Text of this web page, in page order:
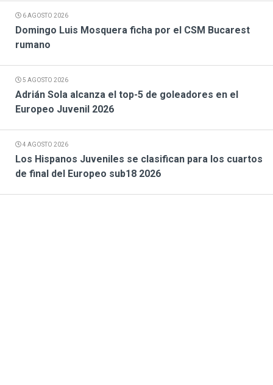
6 AGOSTO 2026
Domingo Luis Mosquera ficha por el CSM Bucarest
rumano
5 AGOSTO 2026
Adrián Sola alcanza el top-5 de goleadores en el
Europeo Juvenil 2026
4 AGOSTO 2026
Los Hispanos Juveniles se clasifican para los cuartos
de final del Europeo sub18 2026